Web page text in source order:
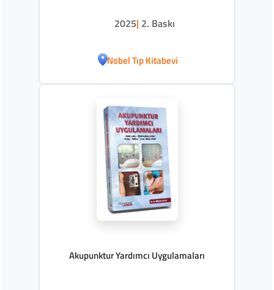
2025| 2. Baskı
Nobel Tıp Kitabevi
Akupunktur Yardımcı Uygulamaları